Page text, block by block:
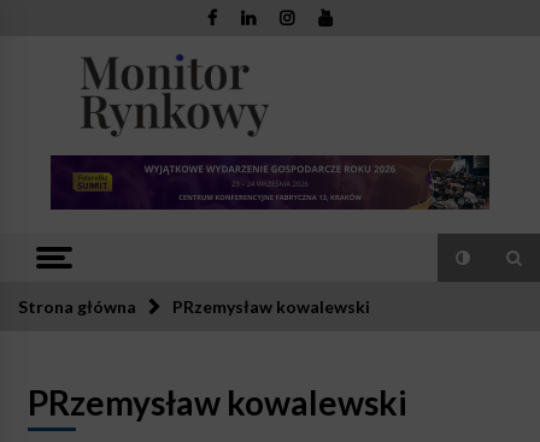
Monitor
Rynkowy
Strona główna PRzemysław kowalewski
PRzemysław kowalewski